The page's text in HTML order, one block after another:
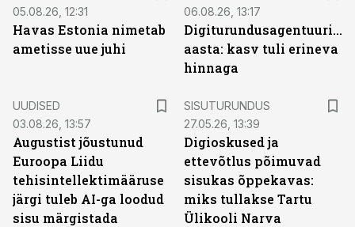
05.08.26, 12:31
Havas Estonia nimetab
ametisse uue juhi
06.08.26, 13:17
Digiturundusagentuuride
aasta: kasv tuli erineva
hinnaga
UUDISED
03.08.26, 13:57
Augustist jõustunud
Euroopa Liidu
tehisintellektimääruse
järgi tuleb AI-ga loodud
sisu märgistada
SISUTURUNDUS
27.05.26, 13:39
Digioskused ja
ettevõtlus põimuvad
sisukas õppekavas:
miks tullakse Tartu
Ülikooli Narva